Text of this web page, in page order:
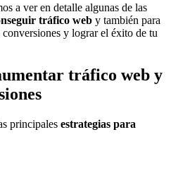
a ver en detalle algunas de las
tráfico web y también para
y lograr el éxito de tu
tráfico web y
principales estrategias para